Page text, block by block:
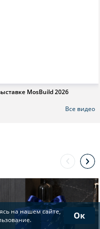
MosBuild 2026
Все видео
на нашем сайте,
Ок